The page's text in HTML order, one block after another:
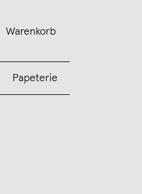
Warenkorb
Papeterie